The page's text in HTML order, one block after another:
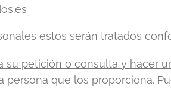
estos serán tratados
petición o consulta y hacer
que los proporciona.